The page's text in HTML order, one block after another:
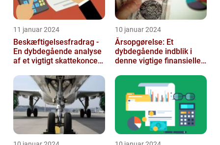
11 januar 2024
Beskæftigelsesfradrag -
En dybdegående analyse
af et vigtigt skattekoncept
10 januar 2024
Årsopgørelse: Et
dybdegående indblik i
denne vigtige finansielle